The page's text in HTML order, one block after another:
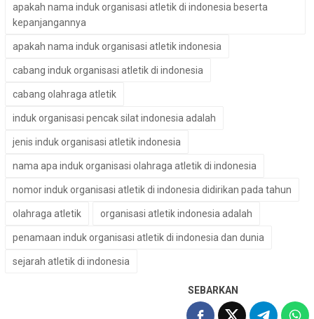
apakah nama induk organisasi atletik di indonesia beserta
kepanjangannya
apakah nama induk organisasi atletik indonesia
cabang induk organisasi atletik di indonesia
cabang olahraga atletik
induk organisasi pencak silat indonesia adalah
jenis induk organisasi atletik indonesia
nama apa induk organisasi olahraga atletik di indonesia
nomor induk organisasi atletik di indonesia didirikan pada tahun
olahraga atletik organisasi atletik indonesia adalah
penamaan induk organisasi atletik di indonesia dan dunia
sejarah atletik di indonesia
SEBARKAN